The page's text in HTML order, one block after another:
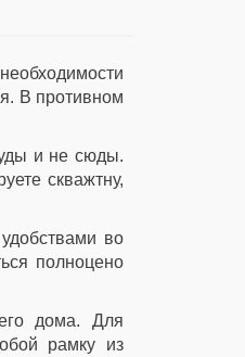
В противном
и не сюды.
скважтну,
во
полноцено
дома. Для
рамку из